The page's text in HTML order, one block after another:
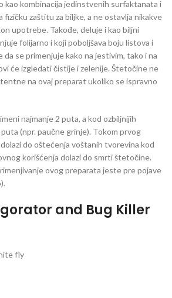
kao kombinacija jedinstvenih surfaktanata i
zaštitu za biljke, a ne ostavlja nikakve
upotrebe. Takođe, deluje i kao biljni
folijarno i koji poboljšava boju listova i
da se primenjuje kako na jestivim, tako i na
će izgledati čistije i zelenije. Štetočine ne
na ovaj preparat ukoliko se ispravno
najmanje 2 puta, a kod ozbiljnijih
(npr. paučne grinje). Tokom prvog
do oštećenja voštanih tvorevina kod
korišćenja dolazi do smrti štetočine.
ovog preparata jeste pre pojave
and Bug Killer
fly